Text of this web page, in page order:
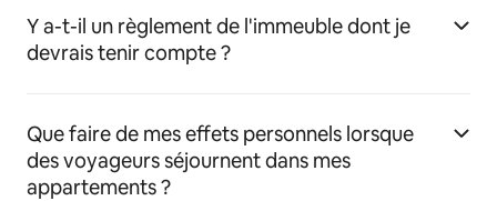
Y a-t-il un règlement de l'immeuble dont je
devrais tenir compte ?
Que faire de mes effets personnels lorsque
des voyageurs séjournent dans mes
appartements ?